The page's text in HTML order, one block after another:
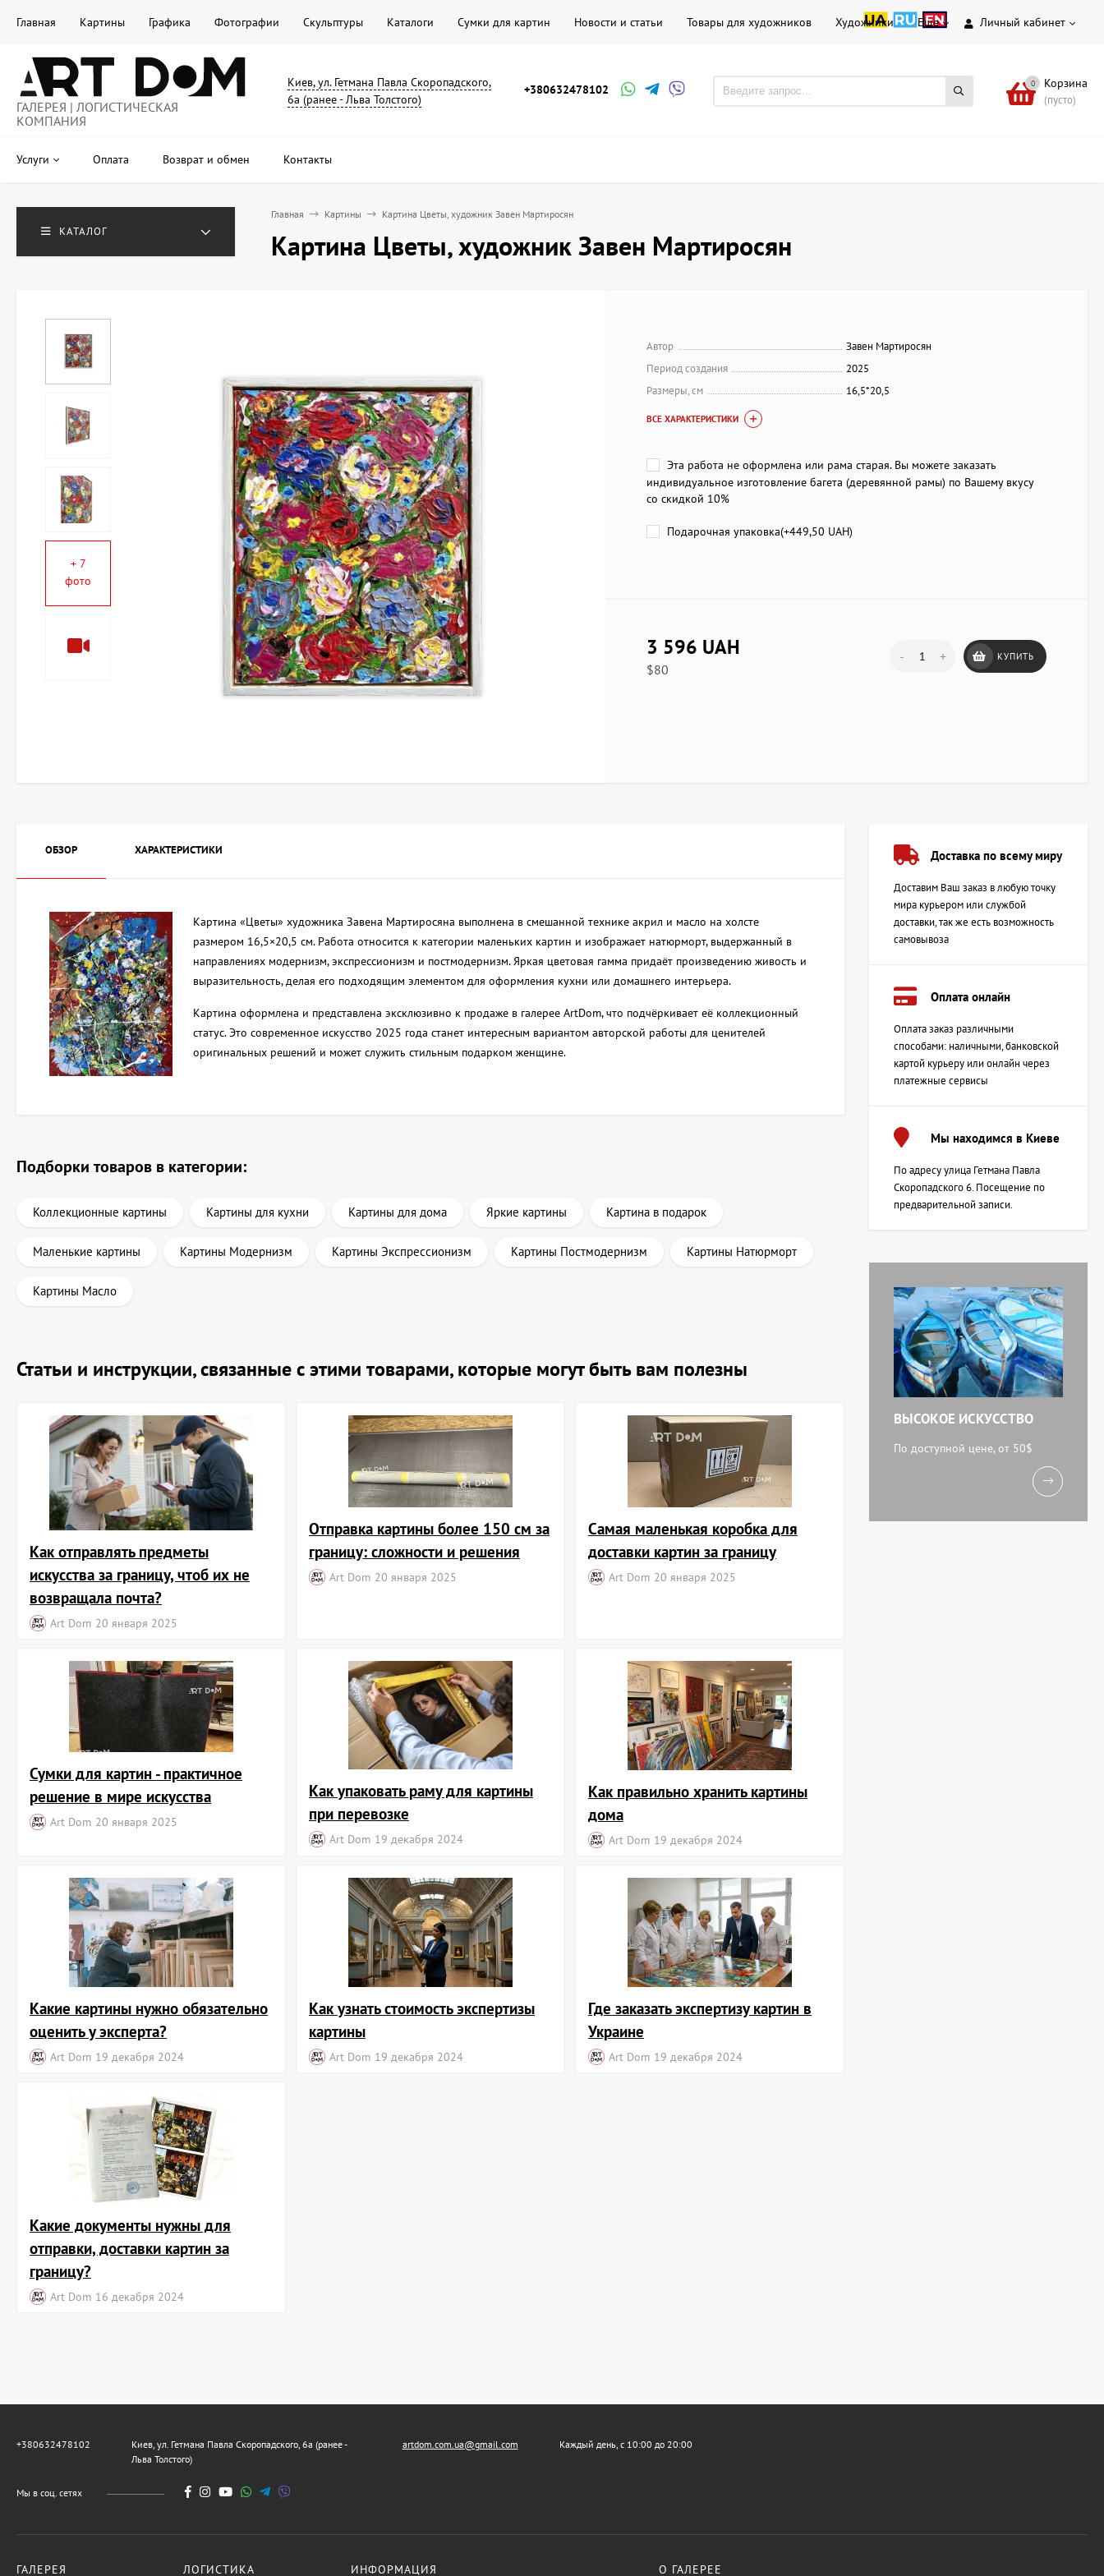
Личный кабинет
Главная Картины Графика Фотографии Скульптуры Каталоги Сумки для картин Новости и статьи Товары для художников Художники Еще
ГАЛЕРЕЯ | ЛОГИСТИЧЕСКАЯ
КОМПАНИЯ
Киев, ул. Гетмана Павла Скоропадского,
6а (ранее - Льва Толстого)
+380632478102 0 Корзина
(пусто)
Услуги Оплата Возврат и обмен Контакты
КАТАЛОГ
Главная Картины Картина Цветы, художник Завен Мартиросян
Картина Цветы, художник Завен Мартиросян
+ 7
фото
Автор
Завен Мартиросян
Период создания
2025
Размеры, см
16,5*20,5
ВСЕ ХАРАКТЕРИСТИКИ
Эта работа не оформлена или рама старая. Вы можете заказать
индивидуальное изготовление багета (деревянной рамы) по Вашему вкусу
со скидкой 10%
Подарочная упаковка(+449,50 UAH)
3 596 UAH
$80
- + КУПИТЬ
ОБЗОР ХАРАКТЕРИСТИКИ
Картина «Цветы» художника Завена Мартиросяна выполнена в смешанной технике акрил и масло на холсте
размером 16,5×20,5 см. Работа относится к категории маленьких картин и изображает натюрморт, выдержанный в
направлениях модернизм, экспрессионизм и постмодернизм. Яркая цветовая гамма придаёт произведению живость и
выразительность, делая его подходящим элементом для оформления кухни или домашнего интерьера.
Картина оформлена и представлена эксклюзивно к продаже в галерее ArtDom, что подчёркивает её коллекционный
статус. Это современное искусство 2025 года станет интересным вариантом авторской работы для ценителей
оригинальных решений и может служить стильным подарком женщине.
Подборки товаров в категории:
Коллекционные картины Картины для кухни Картины для дома Яркие картины Картина в подарок
Маленькие картины Картины Модернизм Картины Экспрессионизм Картины Постмодернизм Картины Натюрморт
Картины Масло
Статьи и инструкции, связанные с этими товарами, которые могут быть вам полезны
Как отправлять предметы
искусства за границу, чтоб их не
возвращала почта?
Art Dom 20 января 2025
Отправка картины более 150 см за
границу: сложности и решения
Art Dom 20 января 2025
Самая маленькая коробка для
доставки картин за границу
Art Dom 20 января 2025
Сумки для картин - практичное
решение в мире искусства
Art Dom 20 января 2025
Как упаковать раму для картины
при перевозке
Art Dom 19 декабря 2024
Как правильно хранить картины
дома
Art Dom 19 декабря 2024
Какие картины нужно обязательно
оценить у эксперта?
Art Dom 19 декабря 2024
Как узнать стоимость экспертизы
картины
Art Dom 19 декабря 2024
Где заказать экспертизу картин в
Украине
Art Dom 19 декабря 2024
Какие документы нужны для
отправки, доставки картин за
границу?
Art Dom 16 декабря 2024
Доставка по всему миру
Доставим Ваш заказ в любую точку
мира курьером или службой
доставки, так же есть возможность
самовывоза
Оплата онлайн
Оплата заказ различными
способами: наличными, банковской
картой курьеру или онлайн через
платежные сервисы
Мы находимся в Киеве
По адресу улица Гетмана Павла
Скоропадского 6. Посещение по
предварительной записи.
ВЫСОКОЕ ИСКУССТВО
По доступной цене, от 50$
+380632478102
Киев, ул. Гетмана Павла Скоропадского, 6а (ранее -
Льва Толстого)
artdom.com.ua@gmail.com Каждый день, с 10:00 до 20:00
Мы в соц. сетях
ГАЛЕРЕЯ ЛОГИСТИКА ИНФОРМАЦИЯ О ГАЛЕРЕЕ